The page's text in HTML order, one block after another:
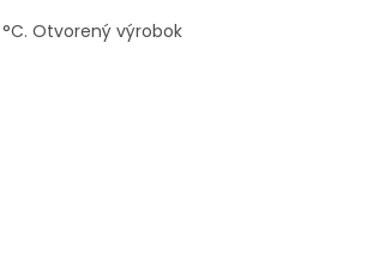
Otvorený výrobok